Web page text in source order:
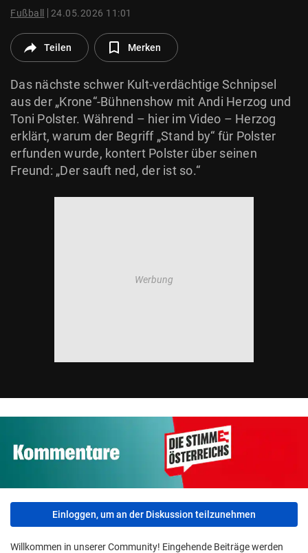
© Krone Multimedia GmbH & Co KG 2026
Fußball 24.05.2026 11:01
Teilen Merken
Das nächste schwer Kult-verdächtige Schnipsel
aus der „Krone“-Bühnenshow mit Andi Herzog und
Toni Polster. Während – hier im Video – Herzog
erklärt, warum der Begriff „Stand by“ für Polster
erfunden wurde, kontert Polster über seinen
Freund: „Der sauft ned, der ist so.“
Einloggen, um an der Diskussion teilzunehmen
Willkommen in unserer Community! Eingehende Beiträge werden